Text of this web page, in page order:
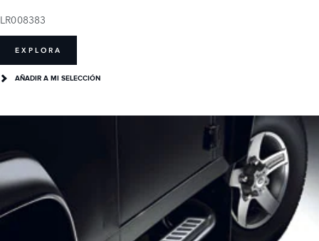
LR008383
EXPLORA
AÑADIR A MI SELECCIÓN